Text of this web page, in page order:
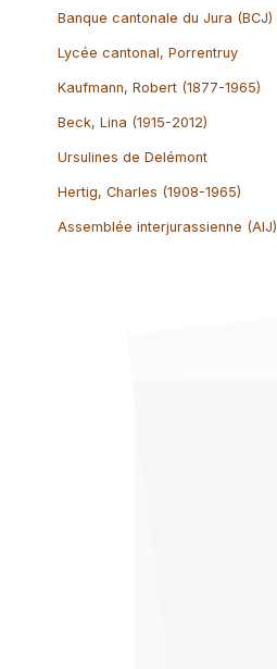
Banque cantonale du Jura (BCJ)
Lycée cantonal, Porrentruy
Kaufmann, Robert (1877-1965)
Beck, Lina (1915-2012)
Ursulines de Delémont
Hertig, Charles (1908-1965)
Assemblée interjurassienne (AIJ)